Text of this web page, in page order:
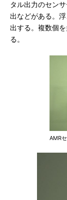
タル出力のセン
出などがある。
出する。複数個
る。
AMR